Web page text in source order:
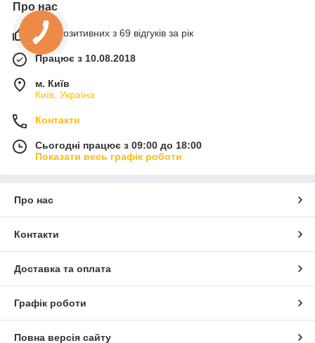
Про нас
99% позитивних з 69 відгуків за рік
Працює з 10.08.2018
м. Київ
Київ, Україна
Контакти
Сьогодні працює з 09:00 до 18:00
Показати весь графік роботи
Про нас
Контакти
Доставка та оплата
Графік роботи
Повна версія сайту